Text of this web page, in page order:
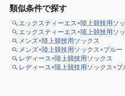
類似条件で探す
エックスティーエス×陸上競技用ソ
エックスティーエス×陸上競技用ソ
メンズ×陸上競技用ソックス
メンズ×陸上競技用ソックス×ブルー
レディース×陸上競技用ソックス
レディース×陸上競技用ソックス×ブ